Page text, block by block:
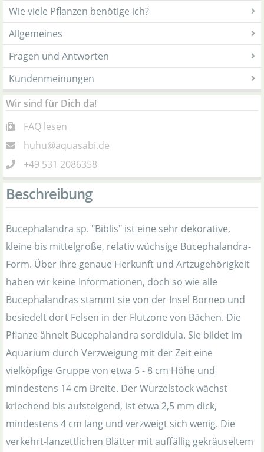
Wie viele Pflanzen benötige ich?
Allgemeines
Fragen und Antworten
Kundenmeinungen
Wir sind für Dich da!
FAQ lesen
huhu@aquasabi.de
+49 531 2086358
Beschreibung
Bucephalandra sp. "Biblis" ist eine sehr dekorative,
kleine bis mittelgroße, relativ wüchsige Bucephalandra-
Form. Über ihre genaue Herkunft und Artzugehörigkeit
haben wir keine Informationen, doch so wie alle
Bucephalandras stammt sie von der Insel Borneo und
besiedelt dort Felsen in der Flutzone von Bächen. Die
Pflanze ähnelt Bucephalandra sordidula. Sie bildet im
Aquarium durch Verzweigung mit der Zeit eine
vielköpfige Gruppe von etwa 5 - 8 cm Höhe und
mindestens 14 cm Breite. Der Wurzelstock wächst
kriechend bis aufsteigend, ist etwa 2,5 mm dick,
mindestens 4 cm lang und verzweigt sich wenig. Die
verkehrt-lanzettlichen Blätter mit auffällig gekräuseltem